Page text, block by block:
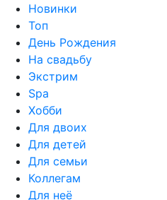
Новинки
Топ
День Рождения
На свадьбу
Экстрим
Spa
Хобби
Для двоих
Для детей
Для семьи
Коллегам
Для неё